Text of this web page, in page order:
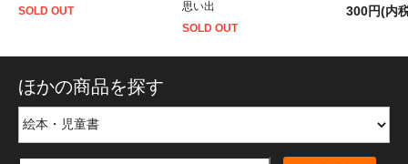
SOLD OUT
思い出
SOLD OUT
300円(内
ほかの商品を探す